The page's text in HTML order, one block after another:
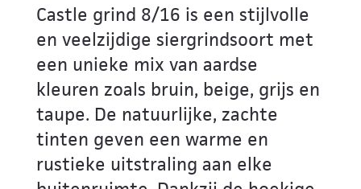
Castle grind 8/16 is een stijlvolle
en veelzijdige siergrindsoort met
een unieke mix van aardse
kleuren zoals bruin, beige, grijs en
taupe. De natuurlijke, zachte
tinten geven een warme en
rustieke uitstraling aan elke